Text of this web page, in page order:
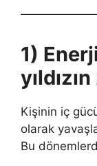
1)
Kişinin iç
olarak
Bu